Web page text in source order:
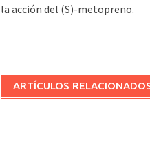
la acción del (S)-metopreno.
ARTÍCULOS